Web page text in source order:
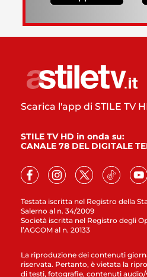
Testata iscritta nel Registro della
Salerno al n. 34/2009
Società iscritta nel Registro degli
l’AGCOM al n. 20133
Scarica l'app di STILE TV
STILE TV HD in onda su:
CANALE 78 DEL DIGITALE
La riproduzione dei contenuti
riservata. Pertanto, è vietata la
di testi, fotografie, contenuti